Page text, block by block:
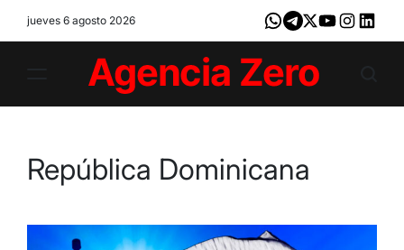
jueves 6 agosto 2026 Whatsapp
Telegram
X YoutubeInstagram
República Dominicana